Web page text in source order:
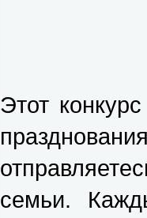
Этот
семьи.